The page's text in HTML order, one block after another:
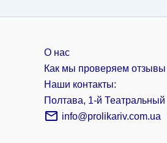
О нас
Как мы проверяем отзывы
Наши контакты:
Полтава, 1-й Театральный
info@prolikariv.com.ua